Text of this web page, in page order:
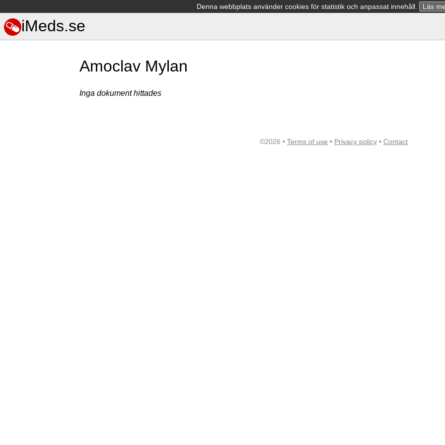
Denna webbplats använder cookies för statistik och anpassat innehåll. Läs
iMeds.se
Amoclav Mylan
Inga dokument hittades
©2026 • Terms of use • Privacy policy • Contact